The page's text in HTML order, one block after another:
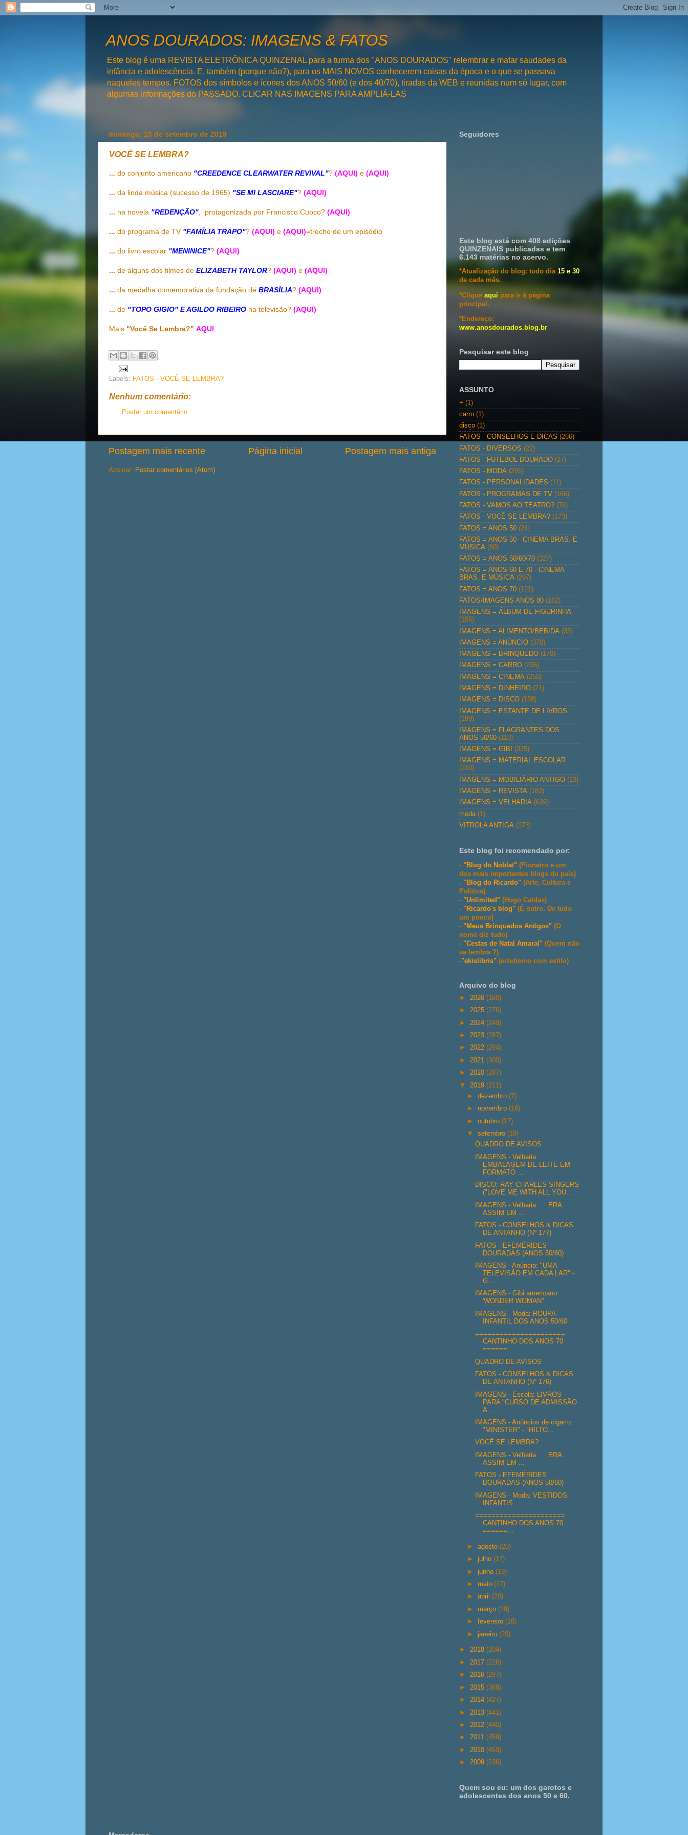
ANOS DOURADOS: IMAGENS & FATOS
Este blog é uma REVISTA ELETRÔNICA QUINZENAL para a turma dos "ANOS DOURADOS" relembrar e matar saudades da
infância e adolescência. E, também (porque não?), para os MAIS NOVOS conhecerem coisas da época e o que se passava
naqueles tempos. FOTOS dos símbolos e ícones dos ANOS 50/60 (e dos 40/70), tiradas da WEB e reunidas num só lugar, com
algumas informações do PASSADO. CLICAR NAS IMAGENS PARA AMPLIÁ-LAS
domingo, 15 de setembro de 2019
VOCÊ SE LEMBRA?
... do conjunto americano "CREEDENCE CLEARWATER REVIVAL"? (AQUI) e (AQUI)
... da linda música (sucesso de 1965) "SE MI LASCIARE"? (AQUI)
... na novela "REDENÇÃO", protagonizada por Francisco Cuoco? (AQUI)
... do programa de TV "FAMÍLIA TRAPO"? (AQUI) e (AQUI)=trecho de um episódio
... do livro escolar "MENINICE"? (AQUI)
... de alguns dos filmes de ELIZABETH TAYLOR? (AQUI) e (AQUI)
... da medalha comemorativa da fundação de BRASÍLIA? (AQUI)
... de "TOPO GIGIO" E AGILDO RIBEIRO na televisão? (AQUI)
Mais "Você Se Lembra?" AQUI.
Labels: FATOS - VOCÊ SE LEMBRA?
Nenhum comentário:
Postar um comentário
Postagem mais recente Postagem mais antiga
Página inicial
Assinar: Postar comentários (Atom)
Seguidores
Este blog está com 408 edições
QUINZENAIS publicadas e tem
6.143 matérias no acervo.
*Atualização do blog: todo dia 15 e 30
de cada mês.
*Clique aqui para ir à página
principal.
*Endereço:
www.anosdourados.blog.br
Pesquisar este blog
ASSUNTO
+ (1)
carro (1)
disco (1)
FATOS - CONSELHOS E DICAS (266)
FATOS - DIVERSOS (22)
FATOS - FUTEBOL DOURADO (27)
FATOS - MODA (205)
FATOS - PERSONALIDADES (11)
FATOS - PROGRAMAS DE TV (166)
FATOS - VAMOS AO TEATRO? (76)
FATOS - VOCÊ SE LEMBRA? (173)
FATOS = ANOS 50 (24)
FATOS = ANOS 50 - CINEMA BRAS. E
MÚSICA (80)
FATOS = ANOS 50/60/70 (327)
FATOS = ANOS 60 E 70 - CINEMA
BRAS. E MÚSICA (297)
FATOS = ANOS 70 (121)
FATOS/IMAGENS ANOS 80 (162)
IMAGENS = ÁLBUM DE FIGURINHA
(105)
IMAGENS = ALIMENTO/BEBIDA (35)
IMAGENS = ANÚNCIO (370)
IMAGENS = BRINQUEDO (170)
IMAGENS = CARRO (236)
IMAGENS = CINEMA (250)
IMAGENS = DINHEIRO (21)
IMAGENS = DISCO (158)
IMAGENS = ESTANTE DE LIVROS
(199)
IMAGENS = FLAGRANTES DOS
ANOS 50/60 (110)
IMAGENS = GIBI
(325)
IMAGENS = MATERIAL ESCOLAR
(210)
IMAGENS = MOBILIÁRIO ANTIGO (13)
IMAGENS = REVISTA (182)
IMAGENS = VELHARIA (639)
moda (1)
VITROLA ANTIGA (173)
Este blog foi recomendado por:
- "Blog do Noblat" (Pioneiro e um
dos mais importantes blogs do país)
- "Blog do Ricardo" (Arte, Cultura e
Política)
- "Unlimited" (Hugo Caldas)
- "Ricardo's blog" (É outro. De tudo
um pouco)
- "Meus Brinquedos Antigos" (O
nome diz tudo)
- "Cestas de Natal Amaral" (Quem não
se lembra ?)
-"ekislibris" (ecletismo com estilo)
Arquivo do blog
► 2026 (168)
► 2025 (276)
► 2024 (249)
► 2023 (287)
► 2022 (294)
► 2021 (300)
► 2020 (207)
▼ 2019 (211)
►dezembro(7)
► novembro(18)
►outubro(17)
▼setembro(19)
QUADRO DE AVISOS
IMAGENS - Velharia:
EMBALAGEM DE LEITE EM
FORMATO ...
DISCO: RAY CHARLES SINGERS
("LOVE ME WITH ALL YOU...
IMAGENS - Velharia: ... ERA
ASSIM EM ...
FATOS - CONSELHOS & DICAS
DE ANTANHO (Nº 177)
FATOS - EFEMÉRIDES
DOURADAS (ANOS 50/60)
IMAGENS - Anúncio: "UMA
TELEVISÃO EM CADA LAR" -
G...
IMAGENS - Gibi americano:
'WONDER WOMAN"
IMAGENS - Moda: ROUPA
INFANTIL DOS ANOS 50/60
======================
CANTINHO DOS ANOS 70
======...
QUADRO DE AVISOS
FATOS - CONSELHOS & DICAS
DE ANTANHO (Nº 176)
IMAGENS - Escola: LIVROS
PARA "CURSO DE ADMISSÃO
A...
IMAGENS - Anúncios de cigarro:
"MINISTER" - "HILTO...
VOCÊ SE LEMBRA?
IMAGENS - Velharia: ... ERA
ASSIM EM ...
FATOS - EFEMÉRIDES
DOURADAS (ANOS 50/60)
IMAGENS - Moda: VESTIDOS
INFANTIS
======================
CANTINHO DOS ANOS 70
======...
►agosto(20)
►julho(17)
►junho(19)
► maio(17)
►abril(20)
► março(19)
►fevereiro(18)
►janeiro(20)
► 2018 (204)
► 2017 (226)
► 2016 (297)
► 2015 (368)
► 2014 (427)
► 2013 (441)
► 2012 (440)
► 2011 (459)
► 2010 (459)
► 2009 (236)
Quem sou eu: um dos garotos e
adolescentes dos anos 50 e 60.